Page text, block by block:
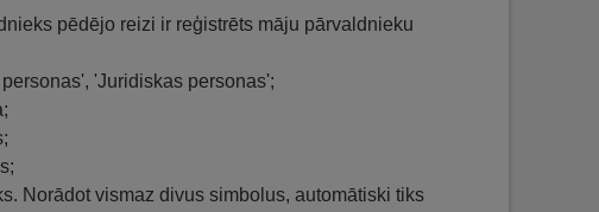
pēdējo reizi ir reģistrēts māju pārvaldnieku
'Juridiskas personas';
Norādot vismaz divus simbolus, automātiski tiks